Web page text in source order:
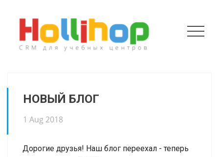
НОВЫЙ БЛОГ
1 Aug 2018
Дорогие друзья! Наш блог переехал - теперь